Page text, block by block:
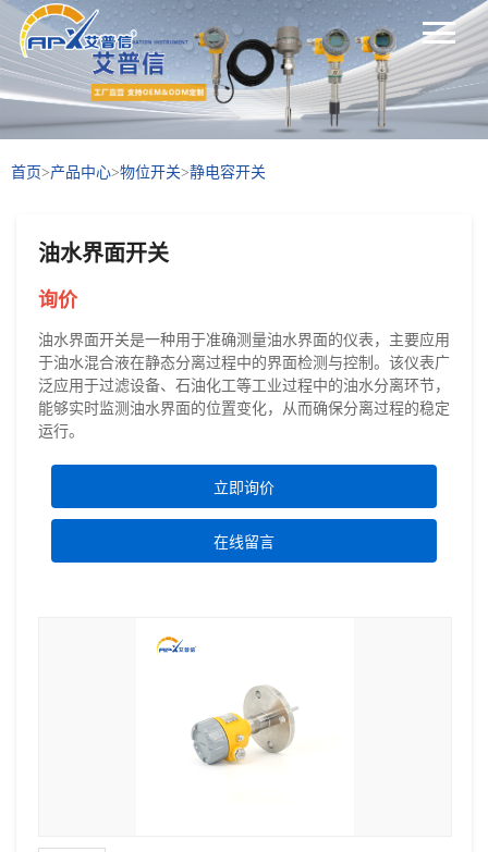
首页>产品中心>物位开关>静电容开关
油水界面开关
询价
油水界面开关是一种用于准确测量油水界面的仪表，主要应用
于油水混合液在静态分离过程中的界面检测与控制。该仪表广
泛应用于过滤设备、石油化工等工业过程中的油水分离环节，
能够实时监测油水界面的位置变化，从而确保分离过程的稳定
运行。
立即询价
在线留言